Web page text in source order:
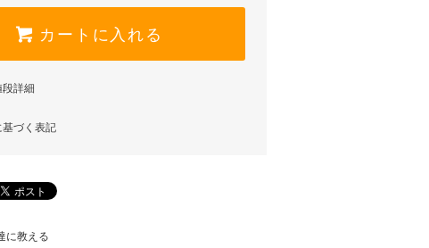
カートに入れる
詳細
づく表記
に教える